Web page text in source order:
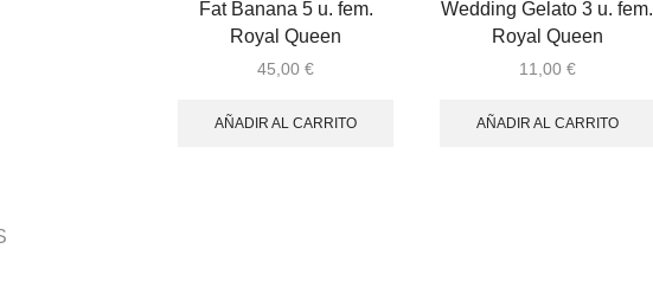
Fat Banana 5 u. fem.
Royal Queen
45,00€
AÑADIR AL CARRITO
Wedding Gelato 3 u. fem.
Royal Queen
11,00 €
AÑADIR AL CARRITO